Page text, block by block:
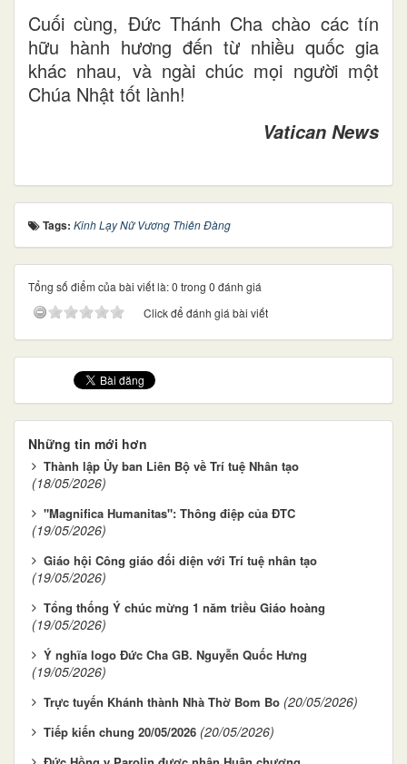
Cuối cùng, Đức Thánh Cha chào các tín
hữu hành hương đến từ nhiều quốc gia
khác nhau, và ngài chúc mọi người một
Chúa Nhật tốt lành!
Vatican News
Tags: Kinh Lạy Nữ Vương Thiên Đàng
Tổng số điểm của bài viết là: 0 trong 0 đánh giá
Click để đánh giá bài viết
Những tin mới hơn
Thành lập Ủy ban Liên Bộ về Trí tuệ Nhân tạo
(18/05/2026)
"Magnifica Humanitas": Thông điệp của ĐTC
(19/05/2026)
Giáo hội Công giáo đối diện với Trí tuệ nhân tạo
(19/05/2026)
Tổng thống Ý chúc mừng 1 năm triều Giáo hoàng
(19/05/2026)
Ý nghĩa logo Đức Cha GB. Nguyễn Quốc Hưng
(19/05/2026)
Trực tuyến Khánh thành Nhà Thờ Bom Bo (20/05/2026)
Tiếp kiến chung 20/05/2026 (20/05/2026)